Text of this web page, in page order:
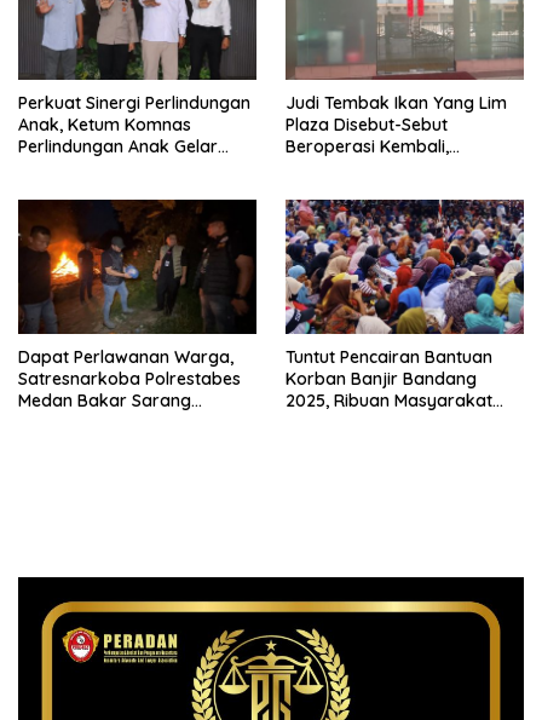
Perkuat Sinergi Perlindungan
Anak, Ketum Komnas
Perlindungan Anak Gelar
Judi Tembak Ikan Yang Lim
Plaza Disebut-Sebut
Beroperasi Kembali,
Dapat Perlawanan Warga,
Satresnarkoba Polrestabes
Medan Bakar Sarang
Tuntut Pencairan Bantuan
Korban Banjir Bandang
2025, Ribuan Masyarakat